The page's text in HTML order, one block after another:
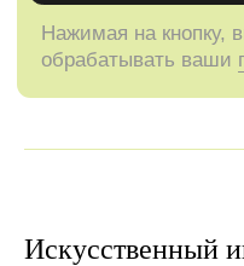
Искусственный